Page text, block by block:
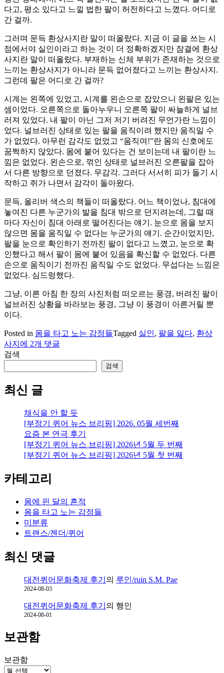
다고, 평소 있다고 느낄 법한 팔이 허전하다고 느꼈다. 어디로
간 걸까.
그러며 문득 환상사지란 말이 떠올랐다. 지금 이 글을 쓰는 시
점에서야 실인이라고 하는 것이 더 정확하겠지만 잠결에 환상
사지란 말이 떠올랐다. 부재하는 신체 부위가 존재하는 것으로
느끼는 환상사지가 아니라 문득 없어졌다고 느끼는 환상사지.
그런데 팔은 어디로 간 걸까?
시계는 왼쪽에 있었고, 시계를 왼손으로 잡았으니 왼팔은 있는
셈이었다. 오른쪽으로 돌아누우니 오른쪽 팔이 싸늘하게 널브
러져 있었다. 내 팔이 아닌 그저 저기 버려진 무언가란 느낌이
었다. 널브러진 상태로 있는 팔을 움직이려 했지만 움직일 수
가 없었다. 아무런 감각도 없었고 “움직여!”란 몸의 신호에도
꿈쩍하지 않았다. 몸에 붙어 있다는 건 보이는데 내 팔이란 느
낌은 없었다. 왼손으로, 꺾인 상태로 널브러진 오른팔을 잡아
서 다른 방향으로 던졌다. 무감각. 그러다 서서히 피가 돌기 시
작하고 쥐가 나면서 감각이 돌아왔다.
문득, 올리버 색스의 책들이 떠올랐다. 어느 책이었나, 침대에
놓여진 다른 누군가의 발을 침대 밖으로 던지려는데, 그럴 때
마다 자신이 침대 아래로 떨어진다는 얘기. 눈으로 몸을 보지
않으면 몸을 움직일 수 없다는 누군가의 얘기. 순간이었지만,
팔을 눈으로 확인하기 전까진 팔이 없다고 느꼈고, 눈으로 확
인했다고 해서 팔이 몸에 붙어 있음을 확신할 수 없었다. 다른
손으로 움직이기 전까진 움직일 수도 없었다. 무섭다는 느낌은
없었다. 심드렁했다.
그냥, 이른 아침 한 장의 사진처럼 떠오르는 풍경, 버려진 팔이
널브러진 상황을 바라보는 풍경, 그냥 이 풍경이 아른거릴 뿐
이다.
Posted in 몸을 타고 노는 감정들Tagged 실인, 팔을 잃다, 환상
사지 팔
다
에 2개 댓글
검색
검색
최신 글
채식을 안 할 듯
[부정기 퀴어 뉴스 브리핑] 2026. 05월 세번째
요즘 본 연극 후기
[부정기 퀴어 뉴스 브리핑] 2026년 5월 두 번째
[부정기 퀴어 뉴스 브리핑] 2026년 5월 첫 번째
카테고리
몸에 핀 달의 흔적
몸을 타고 노는 감정들
미분류
트랜스/젠더/퀴어
최신 댓글
대전퀴어문화축제 후기 의 루인/ruin S.M. Pae
2024-08-03
대전퀴어문화축제 후기 의 행인
2024-08-01
보관함
보관함